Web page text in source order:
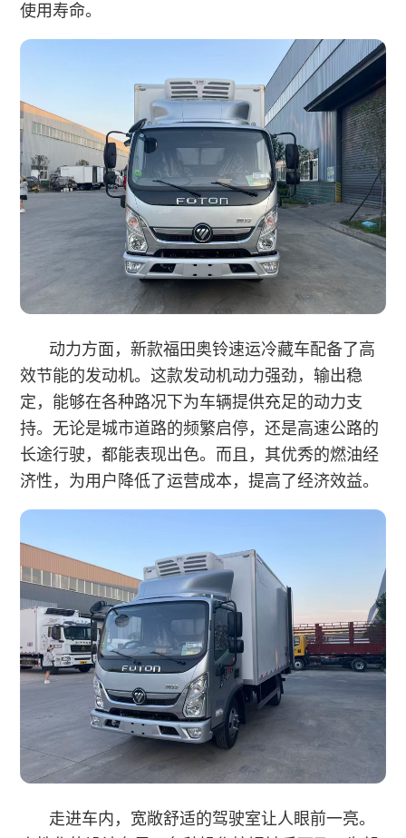
使用寿命。
动力方面，新款福田奥铃速运冷藏车配备了高
效节能的发动机。这款发动机动力强劲，输出稳
定，能够在各种路况下为车辆提供充足的动力支
持。无论是城市道路的频繁启停，还是高速公路的
长途行驶，都能表现出色。而且，其优秀的燃油经
济性，为用户降低了运营成本，提高了经济效益。
走进车内，宽敞舒适的驾驶室让人眼前一亮。